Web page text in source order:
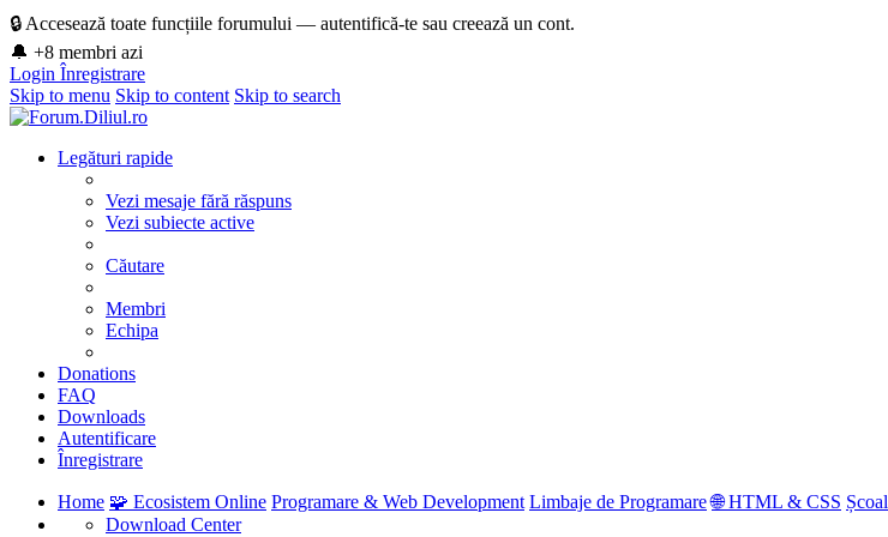
🔒 Accesează toate funcțiile forumului — autentifică-te sau creează un cont.
🔔 +8 membri azi
Login Înregistrare
Skip to menu Skip to content Skip to search
Legături rapide
Vezi mesaje fără răspuns
Vezi subiecte active
Căutare
Membri
Echipa
Donations
FAQ
Downloads
Autentificare
Înregistrare
Home 🧩 Ecosistem Online Programare & Web Development Limbaje de Programare 🌐 HTML & CSS
Download Center